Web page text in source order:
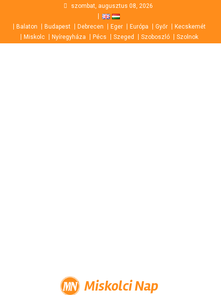
content
szombat, augusztus 08, 2026
Balaton Budapest Debrecen Eger Európa Győr
Kecskemét
Miskolc
Nyíregyháza Pécs Szeged Szoboszló Szolnok
Miskolci Nap